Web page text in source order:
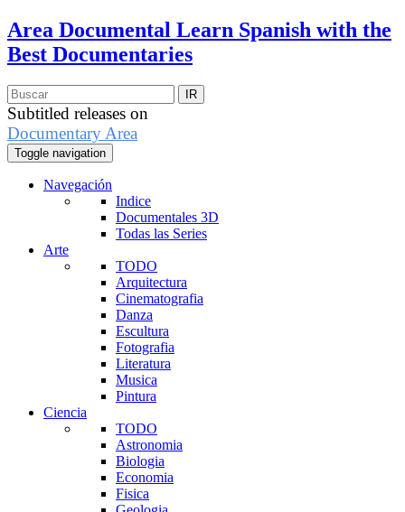
Area Documental Learn Spanish with the
Best Documentaries
Subtitled releases on
Documentary Area
Toggle navigation
Navegación
Indice
Documentales 3D
Todas las Series
Arte
TODO
Arquitectura
Cinematografia
Danza
Escultura
Fotografia
Literatura
Musica
Pintura
Ciencia
TODO
Astronomia
Biologia
Economia
Fisica